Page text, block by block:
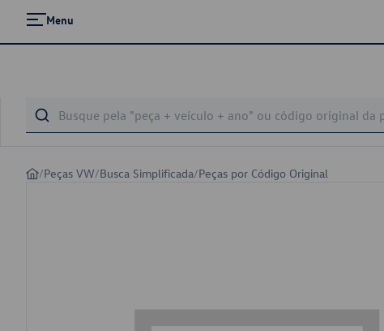
Menu
/Peças VW/Busca Simplificada/Peças por Código Original